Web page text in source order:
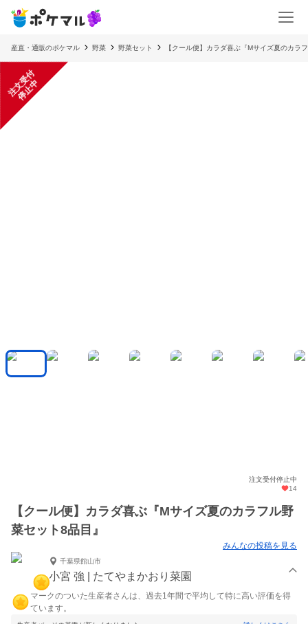
産直・通販のポケマル 野菜 野菜セット 【クール便】カラダ喜ぶ『Mサイズ夏のカラ
注
文
受
付
停
止
中
注文受付停止中
14
【クール便】カラダ喜ぶ『Mサイズ夏のカラフル野
菜セット8品目』
みんなの投稿を見る
千葉県館山市
小宮 強 | たてやまかおり菜園
マークのついた生産者さんは、過去1年間で平均して特に高い評価を得
ています。